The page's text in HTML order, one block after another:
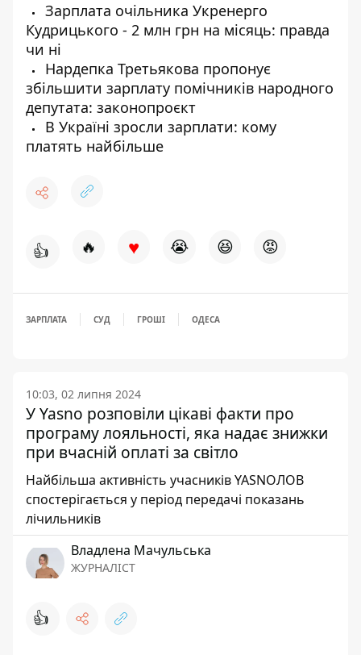
Зарплата очільника Укренерго
Кудрицького - 2 млн грн на місяць: правда
чи ні
Нардепка Третьякова пропонує
збільшити зарплату помічників народного
депутата: законопроєкт
В Україні зросли зарплати: кому
платять найбільше
👍 🔥 ♥ 😭 😆 😡
ЗАРПЛАТА СУД ГРОШІ ОДЕСА
10:03, 02 липня 2024
У Yasno розповіли цікаві факти про
програму лояльності, яка надає знижки
при вчасній оплаті за світло
Найбільша активність учасників YASNOЛОВ
спостерігається у період передачі показань
лічильників
Владлена Мачульська
ЖУРНАЛІСТ
👍